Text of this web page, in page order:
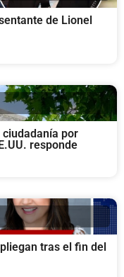
de Lionel
por
responde
tras el fin del